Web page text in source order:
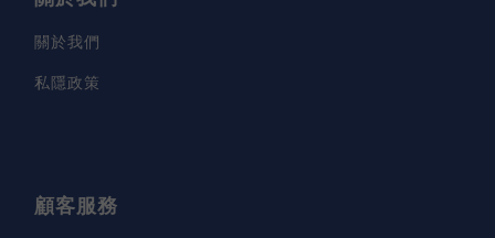
關於我們
私隱政策
顧客服務